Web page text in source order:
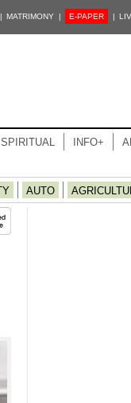
| MATRIMONY | E-PAPER |
SPIRITUAL INFO+
AUTO